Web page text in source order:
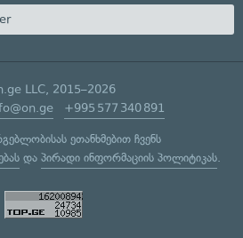
LLC, 2015–2026
+995 577 340 891
ეთანხმებით ჩვენს
და პირადი ინფორმაციის პოლიტიკას.